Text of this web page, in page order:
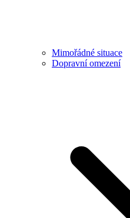
Mimořádné situace
Dopravní omezení